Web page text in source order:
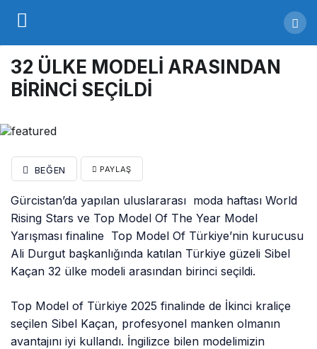
32 ÜLKE MODELİ ARASINDAN
BİRİNCİ SEÇİLDİ
BEĞEN PAYLAŞ
Gürcistan’da yapılan uluslararası moda haftası World
Rising Stars ve Top Model Of The Year Model
Yarışması finaline Top Model Of Türkiye’nin kurucusu
Ali Durgut başkanlığında katılan Türkiye güzeli Sibel
Kaçan 32 ülke modeli arasından birinci seçildi.
Top Model of Türkiye 2025 finalinde de İkinci kraliçe
seçilen Sibel Kaçan, profesyonel manken olmanın
avantajını iyi kullandı. İngilizce bilen modelimizin